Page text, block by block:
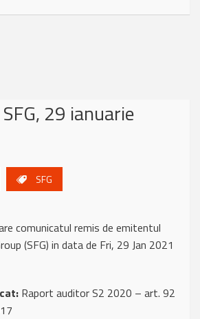
29 ianuarie
SFG
comunicatul remis de emitentul
(SFG) in data de Fri, 29 Jan 2021
Raport auditor S2 2020 – art. 92